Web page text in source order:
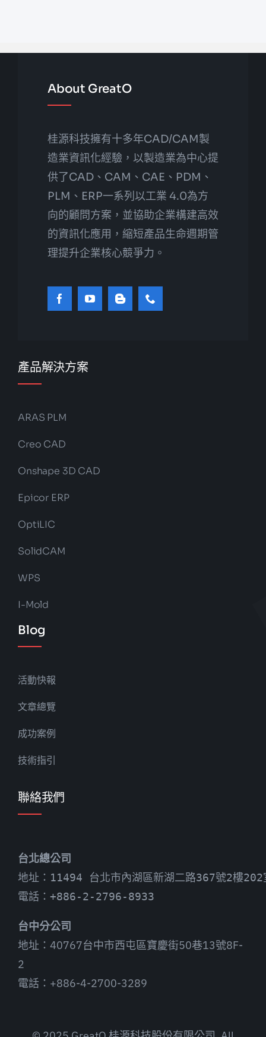
About GreatO
桂源科技擁有十多年CAD/CAM製
造業資訊化經驗，以製造業為中心提
供了CAD、CAM、CAE、PDM、
PLM、ERP一系列以工業 4.0為方
向的顧問方案，並協助企業構建高效
的資訊化應用，縮短產品生命週期管
理提升企業核心競爭力。
產品解決方案
ARAS PLM
Creo CAD
Onshape 3D CAD
Epicor ERP
OptiLIC
SolidCAM
WPS
I-Mold
Blog
活動快報
文章總覽
成功案例
技術指引
聯絡我們
台北總公司
地址：11494 台北市內湖區新湖二路367號2樓202
電話：+886-2-2796-8933
台中分公司
地址：40767台中市西屯區寶慶街50巷13號8F-
2
電話：+886-4-2700-3289